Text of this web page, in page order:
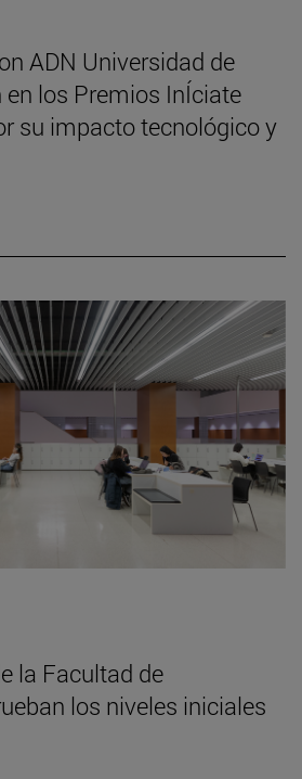
ADN Universidad de
los Premios InÍciate
su impacto tecnológico y
la Facultad de
los niveles iniciales